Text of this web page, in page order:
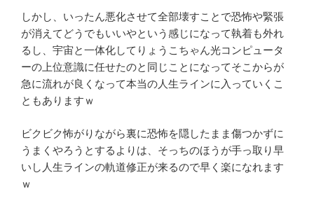
しかし、いったん悪化させて全部壊すことで恐怖や緊張
が消えてどうでもいいやという感じになって執着も外れ
るし、宇宙と一体化してりょうこちゃん光コンピュータ
ーの上位意識に任せたのと同じことになってそこからが
急に流れが良くなって本当の人生ラインに入っていくこ
ともありますｗ
ビクビク怖がりながら裏に恐怖を隠したまま傷つかずに
うまくやろうとするよりは、そっちのほうが手っ取り早
いし人生ラインの軌道修正が来るので早く楽になれます
ｗ